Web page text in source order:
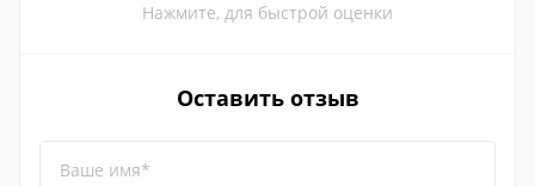
Нажмите, для быстрой оценки
Оставить отзыв
Ваше имя*